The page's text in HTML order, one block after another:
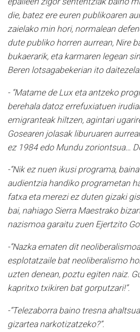
die, batez ere euren publikoaren
zaielako min hori, normalean
dute publiko horren aurrean, Nire
bukaerarik, eta karmaren legean
Beren lotsagabekerian ito
- “Matame de Lux eta antzeko
berehala datoz errefuxiatuen
emigranteak hiltzen, agintari
Gosearen jolasak liburuaren
ez 1984 edo Mundu zoriontsua…
-“Nik ez nuen ikusi programa,
audientzia handiko programetan
fatxa eta merezi ez duten gizaki
bai, nahiago Sierra Maestrako
nazismoa garaitu zuen Ejertzito
-“Nazka ematen dit
esplotatzaile bat neoliberalismo
uzten denean, poztu egiten naiz.
kapritxo txikiren bat gorputzari!”.
-“Telezaborra baino tresna
gizartea narkotizatzeko?”.